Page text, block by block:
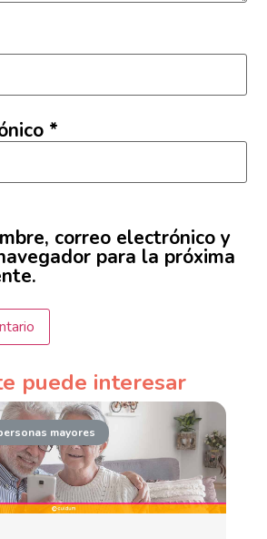
*
correo electrónico y
para la próxima
puede interesar
mayores